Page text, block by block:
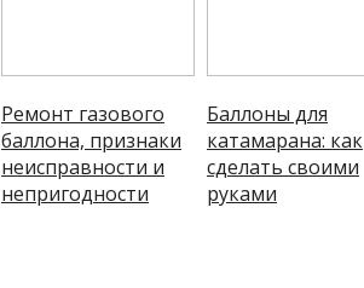
Ремонт газового
баллона, признаки
неисправности и
непригодности
Баллоны для
катамарана: как
сделать своими
руками